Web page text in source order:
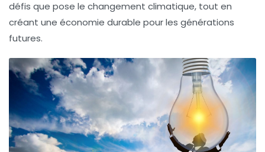
défis que pose le changement climatique, tout en
créant une économie durable pour les générations
futures.